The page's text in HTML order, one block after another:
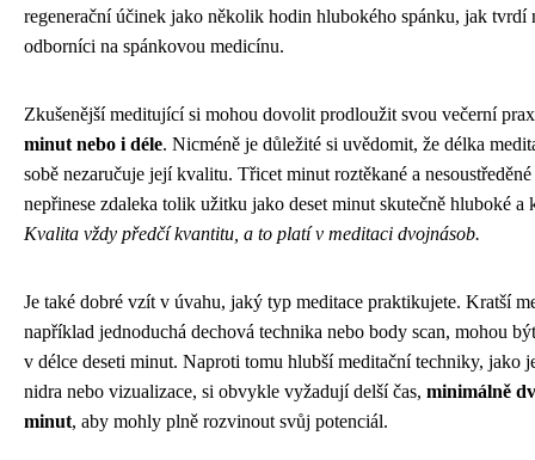
regenerační účinek jako několik hodin hlubokého spánku, jak tvrdí
odborníci na spánkovou medicínu.
Zkušenější meditující si mohou dovolit prodloužit svou večerní
minut nebo i déle. Nicméně je důležité si uvědomit, že délka
sobě nezaručuje její kvalitu. Třicet minut roztěkané a nesoustředěné
nepřinese zdaleka tolik užitku jako deset minut skutečně hluboké a
Kvalita vždy předčí kvantitu, a to platí v meditaci dvojnásob.
Je také dobré vzít v úvahu, jaký typ meditace praktikujete. Kratší
například jednoduchá dechová technika nebo body scan, mohou
v délce deseti minut. Naproti tomu hlubší meditační techniky, jako
nidra nebo vizualizace, si obvykle vyžadují delší čas, minimálně
minut, aby mohly plně rozvinout svůj potenciál.